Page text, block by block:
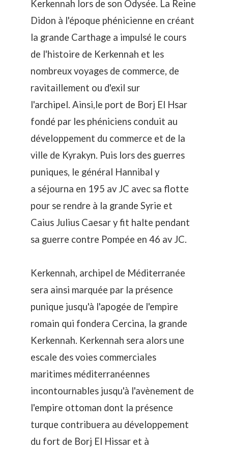
Kerkennah lors de son Odysée. La Reine
Didon à l'époque phénicienne en créant
la grande Carthage a impulsé le cours
de l'histoire de Kerkennah et les
nombreux voyages de commerce, de
ravitaillement ou d'exil sur
l'archipel. Ainsi,le port de Borj El Hsar
fondé par les phéniciens conduit au
développement du commerce et de la
ville de Kyrakyn. Puis lors des guerres
puniques, le général Hannibal y
a séjourna en 195 av JC avec sa flotte
pour se rendre à la grande Syrie et
Caius Julius Caesar y fit halte pendant
sa guerre contre Pompée en 46 av JC.
Kerkennah, archipel de Méditerranée
sera ainsi marquée par la présence
punique jusqu'à l'apogée de l'empire
romain qui fondera Cercina, la grande
Kerkennah. Kerkennah sera alors une
escale des voies commerciales
maritimes méditerranéennes
incontournables jusqu'à l'avènement de
l'empire ottoman dont la présence
turque contribuera au développement
du fort de Borj El Hissar et à